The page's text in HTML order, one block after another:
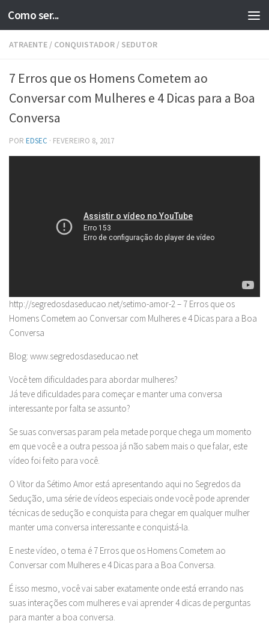
Skip to content
Como ser...
ATRAENTE / CONQUISTADOR / SEDUTOR
7 Erros que os Homens Cometem ao
Conversar com Mulheres e 4 Dicas para a Boa
Conversa
POR EDSEC · FEVEREIRO 8, 2017
http://segredosdaseducao.net/setimo-amor-2 – 7 Erros que os
Homens Cometem ao Conversar com Mulheres e 4 Dicas para a Boa
Conversa
Blog: www.segredosdaseducao.net
Você tem dificuldades para abordar mulheres?
Já teve dificuldades para começar e manter uma conversa
interessante por falta se assunto?
Se suas conversas param pela metade porque chega um momento
em que você e a outra pessoa já não sabem mais o que falar, este
vídeo foi feito para você.
O Vitor da Sétimo Amor está apresentando aqui no Segredos da
Sedução, uma série de vídeos especiais onde você pode aprender
técnicas de sedução e conquista para chegar em qualquer mulher
manter uma conversa interessante e conquistá-la.
E neste vídeo, o tema é 7 Erros que os Homens Cometem ao
Conversar com Mulheres e 4 Dicas para a Boa Conversa.
É isso mesmo, você vai saber exatamente onde está errando nas
suas interações com mulheres e vai aprender 4 dicas de perguntas
para manter a boa conversa.